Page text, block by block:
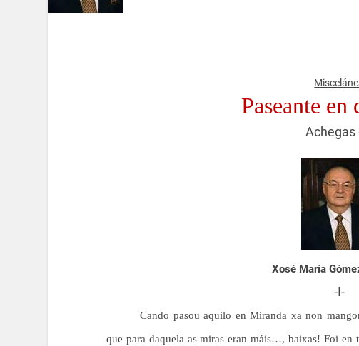
Paseante en
Achegas
Xosé María
-I-
Cando pasou aquilo en Miranda xa non
que para daquela as miras eran máis…, baixas! Foi en